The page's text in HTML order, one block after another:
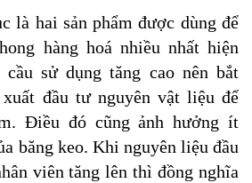
là hai sản phẩm được dùng để
hàng hoá nhiều nhất hiện
sử dụng tăng cao nên bắt
xuất đầu tư nguyên vật liệu để
Điều đó cũng ảnh hưởng ít
băng keo. Khi nguyên liệu đầu
viên tăng lên thì đồng nghĩa